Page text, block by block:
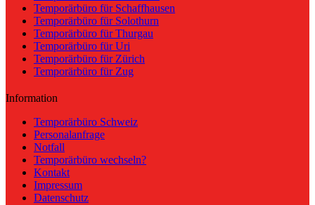
Temporärbüro für Schaffhausen
Temporärbüro für Solothurn
Temporärbüro für Thurgau
Temporärbüro für Uri
Temporärbüro für Zürich
Temporärbüro für Zug
Information
Temporärbüro Schweiz
Personalanfrage
Notfall
Temporärbüro wechseln?
Kontakt
Impressum
Datenschutz